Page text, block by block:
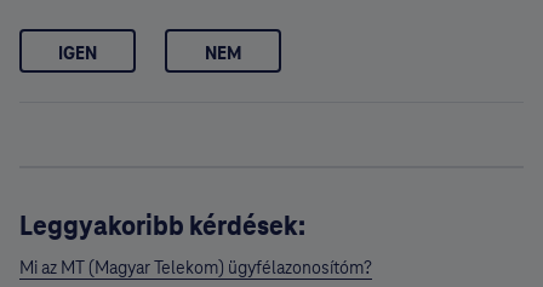
IGEN NEM
Leggyakoribb kérdések:
Mi az MT (Magyar Telekom) ügyfélazonosítóm?